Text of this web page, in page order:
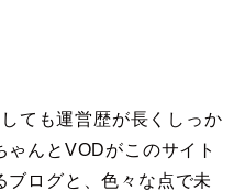
ても運営歴が長くしっか
ゃんとVODがこのサイト
ブログと、色々な点で未